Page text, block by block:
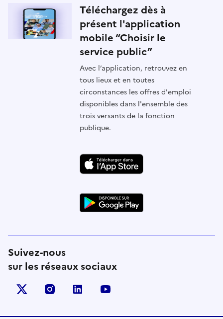
Téléchargez dès à
présent l'application
mobile “Choisir le
service public”
Avec l’application, retrouvez en
tous lieux et en toutes
circonstances les offres d'emploi
disponibles dans l'ensemble des
trois versants de la fonction
publique.
Suivez-nous
sur les réseaux sociaux
X (anciennement Twitter)
instagramlinkedin